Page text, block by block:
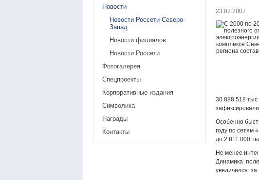
Новости
Новости Россети Северо-
Запад
Новости филиалов
Новости Россети
Фотогалерея
Спецпроекты
Корпоративные издания
Символика
Награды
Контакты
23.07.2007
30 888 518
зафиксировали
Особенно
году по сетям
до 2 811 000
Не менее
Динамика
увеличился за